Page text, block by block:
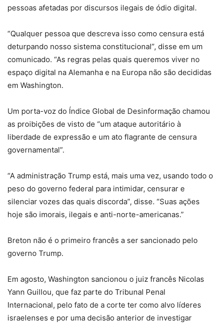
pessoas afetadas por discursos ilegais de ódio digital.
“Qualquer pessoa que descreva isso como censura está
deturpando nosso sistema constitucional”, disse em um
comunicado. “As regras pelas quais queremos viver no
espaço digital na Alemanha e na Europa não são decididas
em Washington.
Um porta-voz do Índice Global de Desinformação chamou
as proibições de visto de “um ataque autoritário à
liberdade de expressão e um ato flagrante de censura
governamental”.
“A administração Trump está, mais uma vez, usando todo o
peso do governo federal para intimidar, censurar e
silenciar vozes das quais discorda”, disse. “Suas ações
hoje são imorais, ilegais e anti-norte-americanas.”
Breton não é o primeiro francês a ser sancionado pelo
governo Trump.
Em agosto, Washington sancionou o juiz francês Nicolas
Yann Guillou, que faz parte do Tribunal Penal
Internacional, pelo fato de a corte ter como alvo líderes
israelenses e por uma decisão anterior de investigar